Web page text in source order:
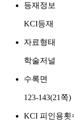
등재정보
KCI등재
자료형태
학술저널
수록면
123-143(21쪽)
KCI 피인용횟